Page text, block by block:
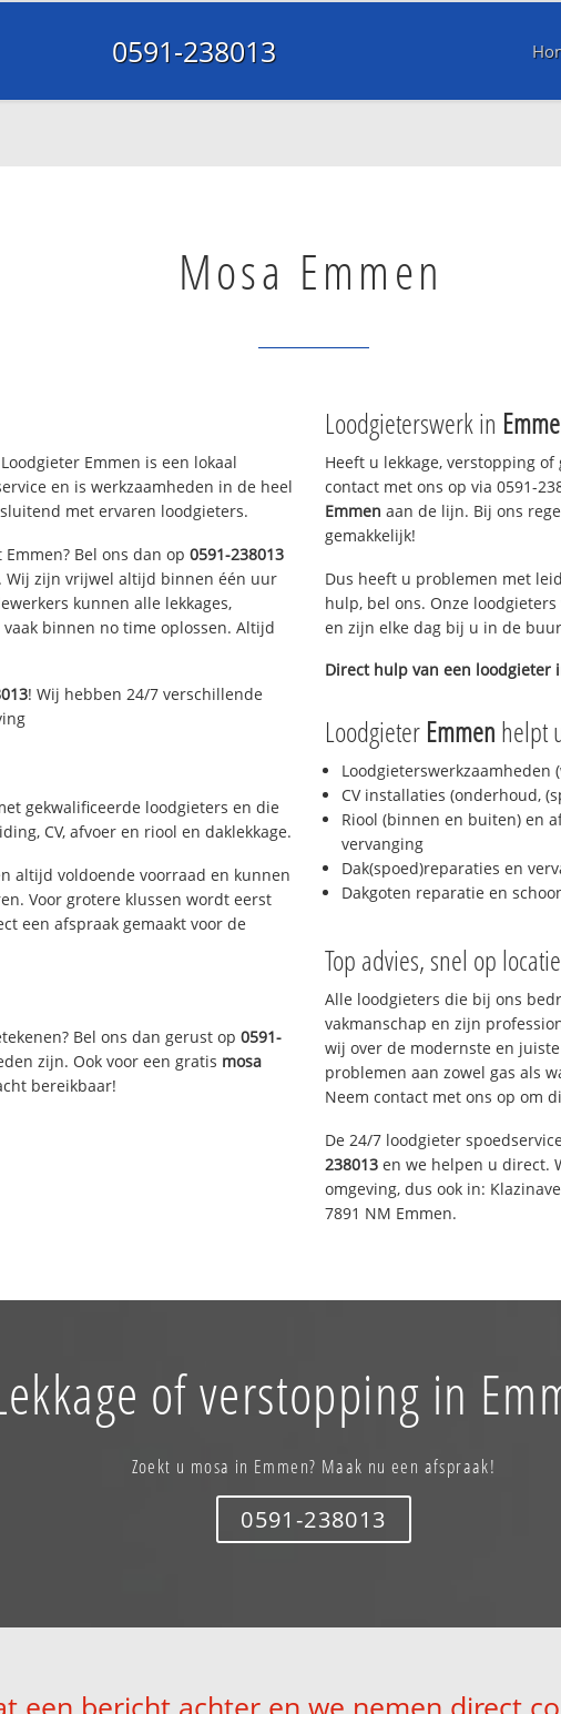
0591-238013
Mosa Emmen
Emmen is een lokaal
en is werkzaamheden in de heel
met ervaren loodgieters.
Bel ons dan op0591-238013
Wij zijn vrijwel altijd binnen één uur
kunnen alle lekkages,
binnen no time oplossen. Altijd
! Wij hebben 24/7 verschillende
gekwalificeerde loodgieters en die
CV, afvoer en riool en daklekkage.
altijd voldoende voorraad en kunnen
Voor grotere klussen wordt eerst
een afspraak gemaakt voor de
Bel ons dan gerust op0591-
zijn. Ook voor een gratis mosa
bereikbaar!
Loodgieterswerk in
Heeft u lekkage, verstopping
contact met ons op via 0591-
Emmen aan de lijn. Bij ons
gemakkelijk!
Dus heeft u problemen met
hulp, bel ons. Onze
en zijn elke dag bij u in de
Direct hulp van een loodgieter
Loodgieter Emmen helpt
Loodgieterswerkzaamheden
CV installaties (onderhoud,
Riool (binnen en buiten) en
vervanging
Dak(spoed)reparaties en
Dakgoten reparatie en
Top advies, snel op
Alle loodgieters die bij ons
vakmanschap en zijn
wij over de modernste en
problemen aan zowel gas als
Neem contact met ons op om
De 24/7 loodgieter
238013 en we helpen u direct.
omgeving, dus ook in:
7891 NM Emmen.
of verstopping in
Zoekt u mosa in Emmen? Maak nu een afspraak!
0591-238013
een bericht achter en we nemen direct